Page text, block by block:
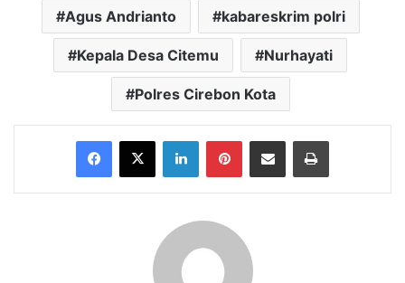
Agus Andrianto kabareskrim polri
Kepala Desa Citemu Nurhayati
Polres Cirebon Kota
Facebook
X LinkedInPinterestShare via Email Print